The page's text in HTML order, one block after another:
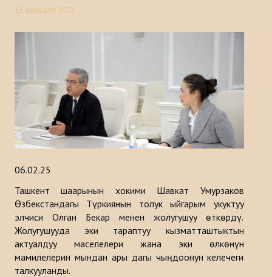
11 февраля 2025
06.02.25
Ташкент шаарынын хокими Шавкат Умурзаков
Өзбекстандагы Түркиянын толук ыйгарым укуктуу
элчиси Олган Бекар менен жолугушуу өткөрдү.
Жолугушууда эки тараптуу кызматташтыктын
актуалдуу маселелери жана эки өлкөнүн
мамилелерин мындан ары дагы чыңдоонун келечеги
талкууланды.